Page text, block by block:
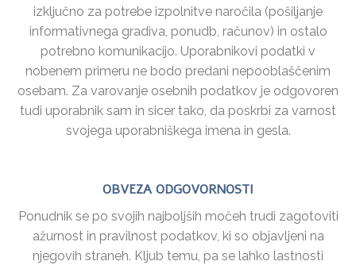
izključno za potrebe izpolnitve naročila (pošiljanje
informativnega gradiva, ponudb, računov) in ostalo
potrebno komunikacijo. Uporabnikovi podatki v
nobenem primeru ne bodo predani nepooblaščenim
osebam. Za varovanje osebnih podatkov je odgovoren
tudi uporabnik sam in sicer tako, da poskrbi za varnost
svojega uporabniškega imena in gesla.
OBVEZA ODGOVORNOSTI
Ponudnik se po svojih najboljših močeh trudi zagotoviti
ažurnost in pravilnost podatkov, ki so objavljeni na
njegovih straneh. Kljub temu, pa se lahko lastnosti